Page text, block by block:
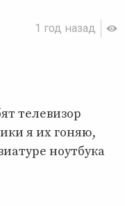
1 год назад
телевизор
я их гоняю,
ноутбука